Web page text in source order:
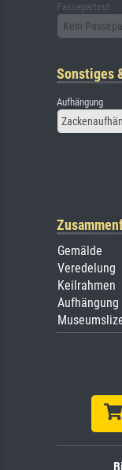
Passepartout
Kein
Sonstiges
Aufhängung
Gemälde
Veredelung
Keilrahmen
Aufhängung